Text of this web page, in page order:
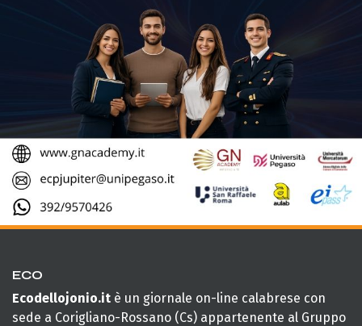
ECO
Ecodellojonio.it è un giornale on-line calabrese con
sede a Corigliano-Rossano (Cs) appartenente al Gruppo